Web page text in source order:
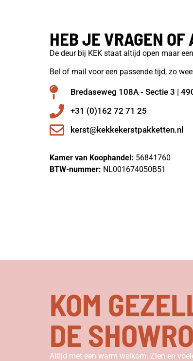
HEB JE VRAGEN OF
De deur bij KEK staat altijd open maar
Bel of mail voor een passende tijd, zo
Bredaseweg 108A - Sectie 3 |
+31 (0)162 72 71 25
kerst@kekkekerstpakketten.nl
Kamer van Koophandel: 56841760
BTW-nummer: NL001674050B51
KOM
DE
Altijd met een warm welkom. Zien en